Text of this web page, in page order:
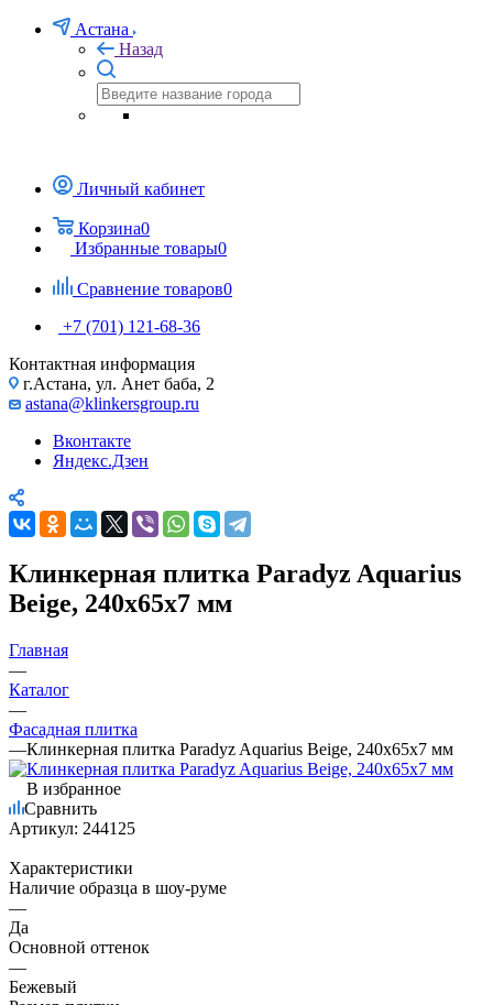
Астана
Назад
Личный кабинет
Корзина0
Избранные товары0
Сравнение товаров0
+7 (701) 121-68-36
Контактная информация
г.Астана, ул. Анет баба, 2
astana@klinkersgroup.ru
Вконтакте
Яндекс.Дзен
Клинкерная плитка Paradyz Aquarius
Beige, 240х65х7 мм
Главная
—
Каталог
—
Фасадная плитка
—Клинкерная плитка Paradyz Aquarius Beige, 240х65х7 мм
В избранное
Сравнить
Артикул: 244125
Характеристики
Наличие образца в шоу-руме
—
Да
Основной оттенок
—
Бежевый